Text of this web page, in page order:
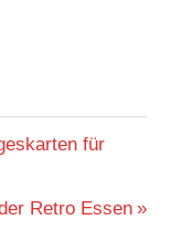
für
Retro Essen